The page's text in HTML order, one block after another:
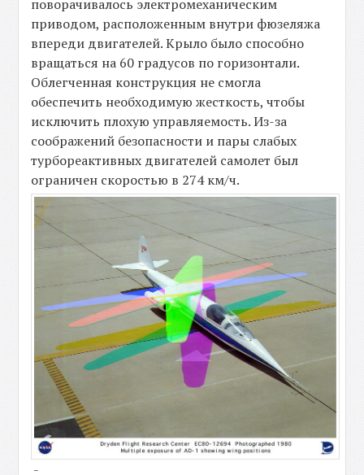
поворачивалось электромеханическим
приводом, расположенным внутри фюзеляжа
впереди двигателей. Крыло было способно
вращаться на 60 градусов по горизонтали.
Облегченная конструкция не смогла
обеспечить необходимую жесткость, чтобы
исключить плохую управляемость. Из-за
соображений безопасности и пары слабых
турбореактивных двигателей самолет был
ограничен скоростью в 274 км/ч.
-